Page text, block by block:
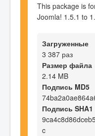
This package is
Joomla! 1.5.1 to
Загруженные
3 387 раз
Размер файла
2.14 MB
Подпись MD5
Подпись SHA1
c